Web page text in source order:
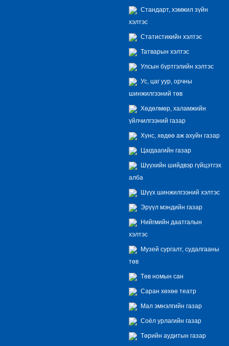
Стандарт, хэмжил зүйн
хэлтэс
Статистикийн хэлтэс
Татварын хэлтэс
Улсын бүртгэлийн хэлтэс
Ус, цаг уур, орчны
шинжилгээний төв
Хөдөлмөр, халамжийн
үйлчилгээний газар
Хүнс, хөдөө аж ахуйн газар
Цагдаагийн газар
Шүүхийн шийдвэр гүйцэтгэх
алба
Шүүх шинжилгээний хэлтэс
Эрүүл мэндийн газар
Нийгмийн даатгалын
хэлтэс
Музей сургалт, судалгааны
төв
Төв номын сан
Саран хөхөө театр
Мал эмнэлгийн газар
Соёл урлагийн газар
Төрийн аудитын газар